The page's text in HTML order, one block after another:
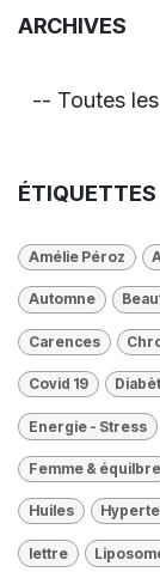
ARCHIVES
ÉTIQUETTES
Amélie Péroz
Automne
Carences
Covid 19
Energie - Stress
Femme & équilbre
Huiles
lettre